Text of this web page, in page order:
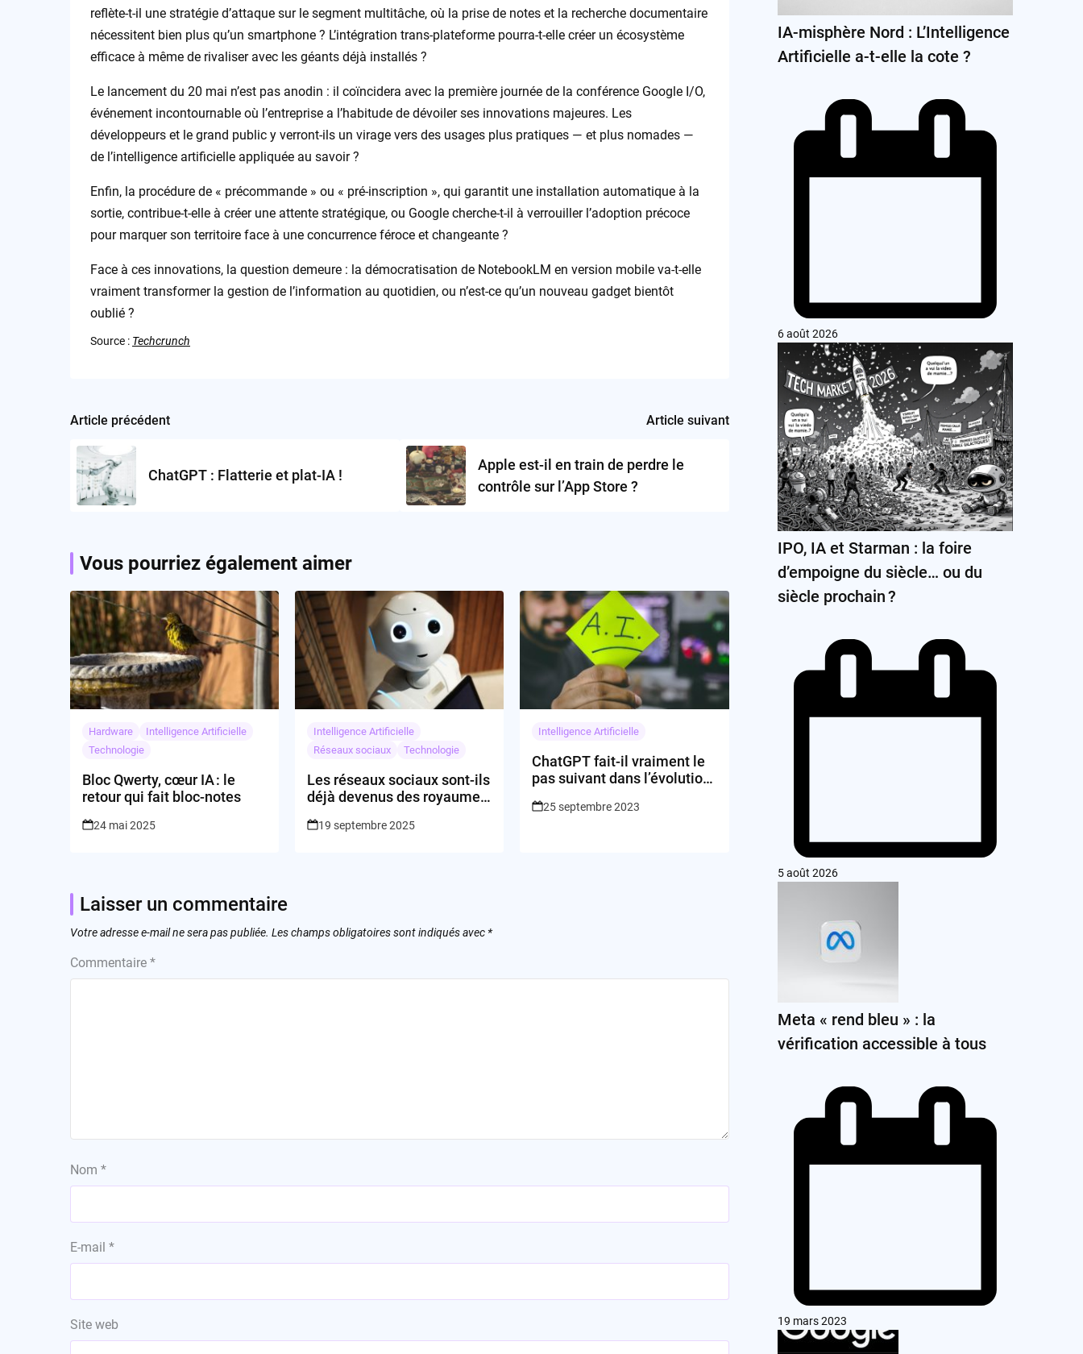
reflète-t-il une stratégie d’attaque sur le segment multitâche, où la prise de notes et la recherche documentaire
nécessitent bien plus qu’un smartphone ? L’intégration trans-plateforme pourra-t-elle créer un écosystème
efficace à même de rivaliser avec les géants déjà installés ?
Le lancement du 20 mai n’est pas anodin : il coïncidera avec la première journée de la conférence Google I/O,
événement incontournable où l’entreprise a l’habitude de dévoiler ses innovations majeures. Les
développeurs et le grand public y verront-ils un virage vers des usages plus pratiques — et plus nomades —
de l’intelligence artificielle appliquée au savoir ?
Enfin, la procédure de « précommande » ou « pré-inscription », qui garantit une installation automatique à la
sortie, contribue-t-elle à créer une attente stratégique, ou Google cherche-t-il à verrouiller l’adoption précoce
pour marquer son territoire face à une concurrence féroce et changeante ?
Face à ces innovations, la question demeure : la démocratisation de NotebookLM en version mobile va-t-elle
vraiment transformer la gestion de l’information au quotidien, ou n’est-ce qu’un nouveau gadget bientôt
oublié ?
Source : Techcrunch
Post
navigation
Article précédent
ChatGPT : Flatterie et plat-IA !
Article suivant
Apple est-il en train de perdre le
contrôle sur l’App Store ?
Vous pourriez également aimer
Hardware
Intelligence Artificielle
Technologie
Bloc Qwerty, cœur IA : le
retour qui fait bloc-notes
24 mai 2025
Intelligence Artificielle
Réseaux sociaux
Technologie
Les réseaux sociaux sont-ils
déjà devenus des royaumes
19 septembre 2025
Intelligence Artificielle
ChatGPT fait-il vraiment le
pas suivant dans l’évolution
25 septembre 2023
Laisser un commentaire
Votre adresse e-mail ne sera pas publiée. Les champs obligatoires sont indiqués avec *
Commentaire *
Nom *
E-mail *
Site web
IA-misphère Nord : L’Intelligence
Artificielle a-t-elle la cote ?
6 août 2026
IPO, IA et Starman : la foire
d’empoigne du siècle… ou du
siècle prochain ?
5 août 2026
Meta « rend bleu » : la
vérification accessible à tous
19 mars 2023